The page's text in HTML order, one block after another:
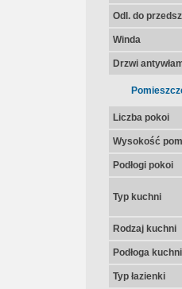
Odl. do
Winda
Drzwi
Liczba pokoi
Wysokość
Podłogi pokoi
Typ kuchni
Rodzaj kuchni
Podłoga kuchni
Typ łazienki